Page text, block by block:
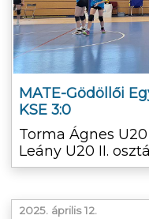
MATE-Gödöllői
KSE 3:0
Torma Ágnes
Leány U20 II.
2025. április 12.